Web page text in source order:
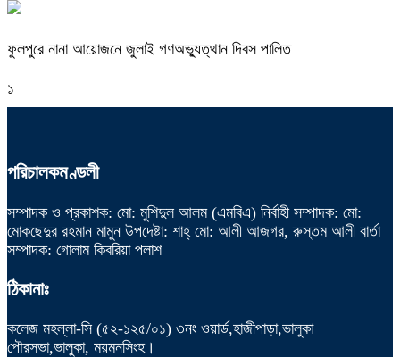
ফুলপুরে নানা আয়োজনে জুলাই গণঅভ্যুত্থান দিবস পালিত
১
পরিচালকমণ্ডলী
সম্পাদক ও প্রকাশক: মো: মুশিদুল আলম (এমবিএ) নির্বাহী সম্পাদক: মো:
মোকছেদুর রহমান মামুন উপদেষ্টা: শাহ্ মো: আলী আজগর, রুস্তম আলী বার্তা
সম্পাদক: গোলাম কিবরিয়া পলাশ
ঠিকানাঃ
কলেজ মহল্লা-সি (৫২-১২৫/০১) ৩নং ওয়ার্ড,হাজীপাড়া,ভালুকা
পৌরসভা,ভালুকা, ময়মনসিংহ।